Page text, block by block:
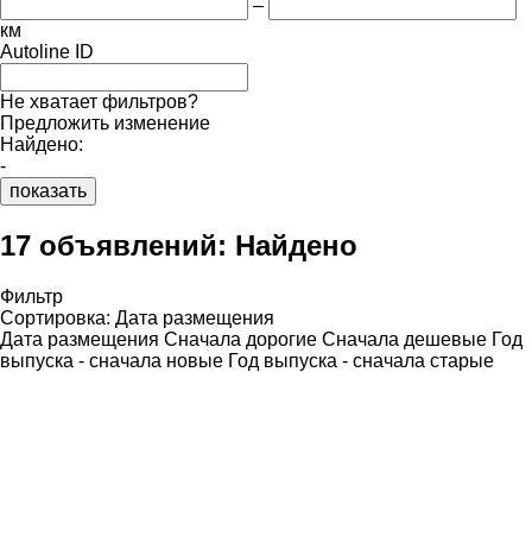
–
км
Autoline ID
Не хватает фильтров?
Предложить изменение
Найдено:
-
показать
17 объявлений: Найдено
Фильтр
Сортировка: Дата размещения
Дата размещения Сначала дорогие Сначала дешевые Год
выпуска - сначала новые Год выпуска - сначала старые